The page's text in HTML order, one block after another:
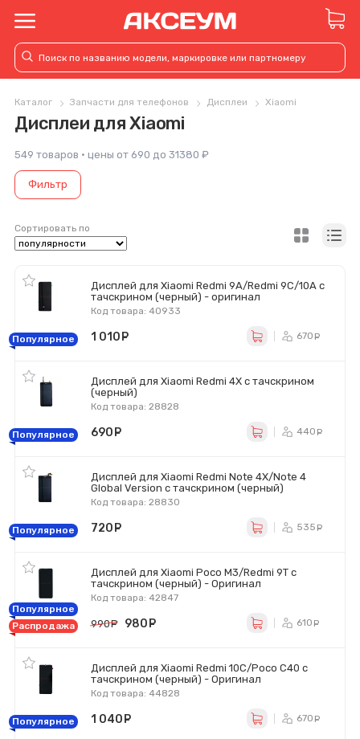
Каталог Запчасти для телефонов Дисплеи Xiaomi
Дисплеи для Xiaomi
549 товаров · цены от 690 до 31380 ₽
Фильтр
Сортировать по
Дисплей для Xiaomi Redmi 9A/Redmi 9C/10A с
тачскрином (черный) - оригинал
Код товара: 40933
Популярное 1 010 670
Дисплей для Xiaomi Redmi 4X с тачскрином
(черный)
Код товара: 28828
Популярное 690 440
Дисплей для Xiaomi Redmi Note 4X/Note 4
Global Version с тачскрином (черный)
Код товара: 28830
Популярное 720 535
Дисплей для Xiaomi Poco M3/Redmi 9T с
тачскрином (черный) - Оригинал
Код товара: 42847
Популярное
Распродажа
990 руб.
980 610
Дисплей для Xiaomi Redmi 10C/Poco C40 с
тачскрином (черный) - Оригинал
Код товара: 44828
Популярное 1 040 670